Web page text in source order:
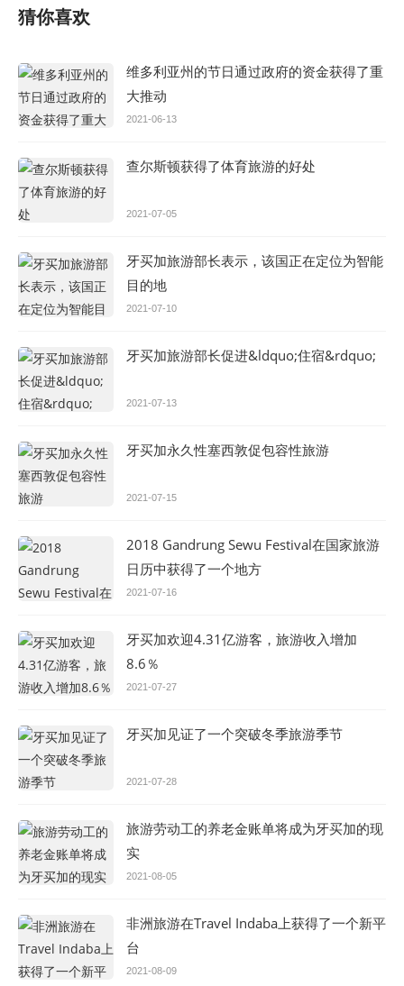
猜你喜欢
维多利亚州的节日通过政府的资金获得了重
大推动
2021-06-13
查尔斯顿获得了体育旅游的好处
2021-07-05
牙买加旅游部长表示，该国正在定位为智能
目的地
2021-07-10
牙买加旅游部长促进&ldquo;住宿&rdquo;
2021-07-13
牙买加永久性塞西敦促包容性旅游
2021-07-15
2018 Gandrung Sewu Festival在国家旅游
日历中获得了一个地方
2021-07-16
牙买加欢迎4.31亿游客，旅游收入增加
8.6％
2021-07-27
牙买加见证了一个突破冬季旅游季节
2021-07-28
旅游劳动工的养老金账单将成为牙买加的现
实
2021-08-05
非洲旅游在Travel Indaba上获得了一个新平
台
2021-08-09